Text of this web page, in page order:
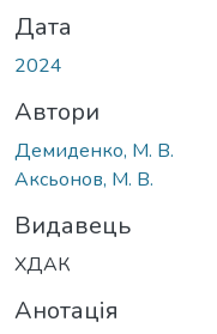
Дата
2024
Автори
Демиденко, М. В.
Аксьонов, М. В.
Видавець
ХДАК
Анотація